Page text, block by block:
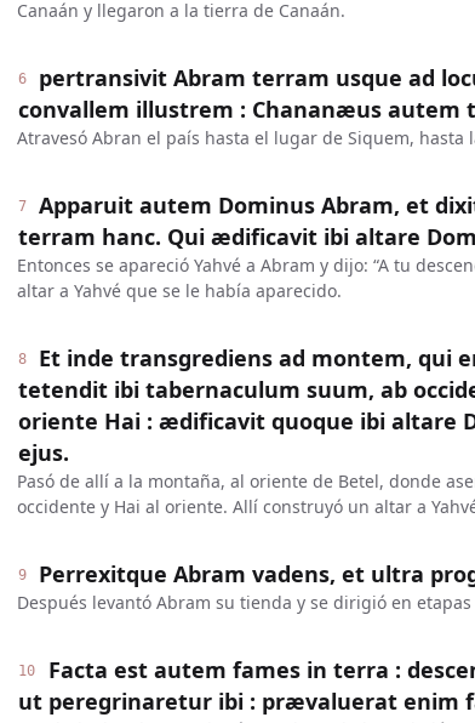
Canaán y llegaron a la tierra de Canaán.
6
pertransivit Abram terram usque ad
convallem illustrem : Chananæus autem
Atravesó Abran el país hasta el lugar de Siquem, hasta
7
Apparuit autem Dominus Abram, et
terram hanc. Qui ædificavit ibi altare
Entonces se apareció Yahvé a Abram y dijo: “A tu
altar a Yahvé que se le había aparecido.
8
Et inde transgrediens ad montem, qui
tetendit ibi tabernaculum suum, ab
oriente Hai : ædificavit quoque ibi altare
ejus.
Pasó de allí a la montaña, al oriente de Betel, donde
occidente y Hai al oriente. Allí construyó un altar a
9 Perrexitque Abram vadens, et ultra
Después levantó Abram su tienda y se dirigió en
10
Facta est autem fames in terra :
ut peregrinaretur ibi : prævaluerat enim